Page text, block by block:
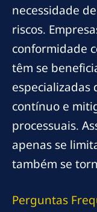
necessidade
riscos.
conformidade
têm se
especializadas
contínuo e
processuais.
apenas se
também se
Perguntas